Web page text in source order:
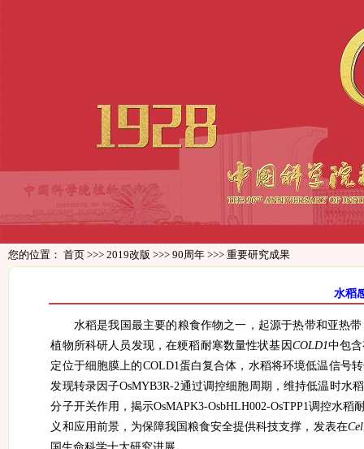
您的位置： 首页 >>> 2019改版 >>> 90周年 >>> 重要研究成果
水稻
水稻是我国最主要的粮食作物之一，起源于热带和亚热
植物所科研人员发现，在粳稻耐寒数量性状基因COLD1中包
定位于细胞膜上的COLD1蛋白复合体，水稻将环境低温信号
发现转录因子OsMYB3R-2通过调控细胞周期，维持低温时水
分子开关作用，揭示OsMAPK3-OsbHLH002-OsTPP1调控水稻
义和应用前景，为保障我国粮食安全提供科技支撑，发表在